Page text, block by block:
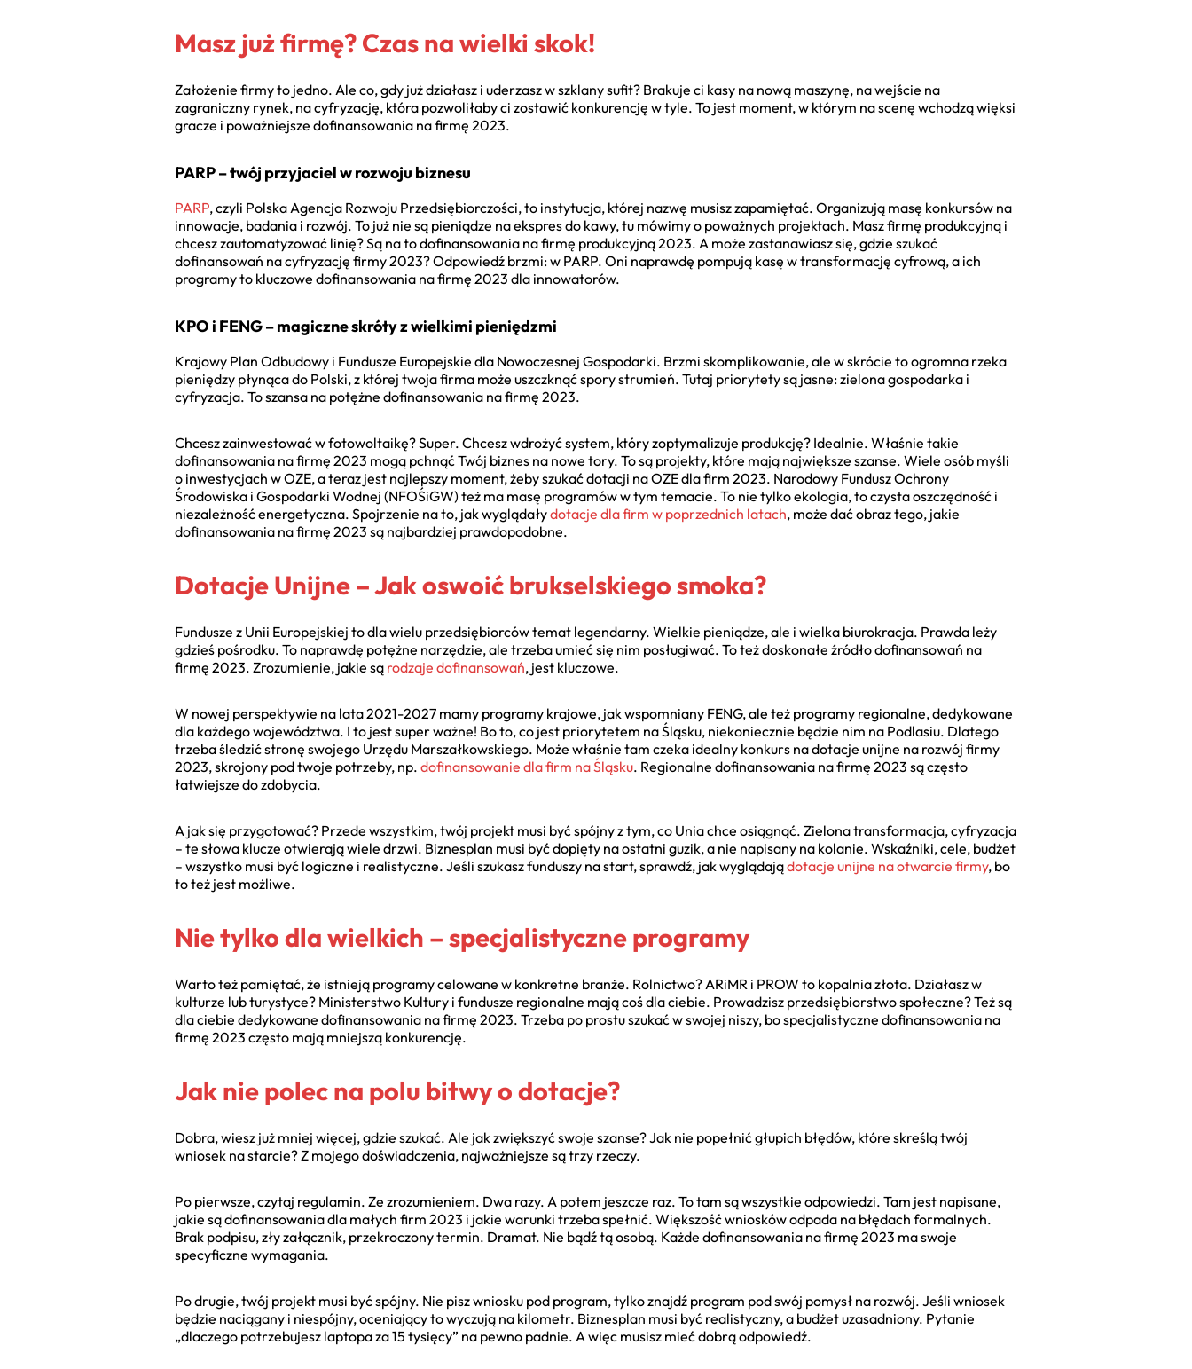
Masz już firmę? Czas na wielki skok!
Założenie firmy to jedno. Ale co, gdy już działasz i uderzasz w szklany sufit? Brakuje ci kasy na nową maszynę, na wejście na
zagraniczny rynek, na cyfryzację, która pozwoliłaby ci zostawić konkurencję w tyle. To jest moment, w którym na scenę wchodzą więksi
gracze i poważniejsze dofinansowania na firmę 2023.
PARP – twój przyjaciel w rozwoju biznesu
PARP, czyli Polska Agencja Rozwoju Przedsiębiorczości, to instytucja, której nazwę musisz zapamiętać. Organizują masę konkursów na
innowacje, badania i rozwój. To już nie są pieniądze na ekspres do kawy, tu mówimy o poważnych projektach. Masz firmę produkcyjną i
chcesz zautomatyzować linię? Są na to dofinansowania na firmę produkcyjną 2023. A może zastanawiasz się, gdzie szukać
dofinansowań na cyfryzację firmy 2023? Odpowiedź brzmi: w PARP. Oni naprawdę pompują kasę w transformację cyfrową, a ich
programy to kluczowe dofinansowania na firmę 2023 dla innowatorów.
KPO i FENG – magiczne skróty z wielkimi pieniędzmi
Krajowy Plan Odbudowy i Fundusze Europejskie dla Nowoczesnej Gospodarki. Brzmi skomplikowanie, ale w skrócie to ogromna rzeka
pieniędzy płynąca do Polski, z której twoja firma może uszczknąć spory strumień. Tutaj priorytety są jasne: zielona gospodarka i
cyfryzacja. To szansa na potężne dofinansowania na firmę 2023.
Chcesz zainwestować w fotowoltaikę? Super. Chcesz wdrożyć system, który zoptymalizuje produkcję? Idealnie. Właśnie takie
dofinansowania na firmę 2023 mogą pchnąć Twój biznes na nowe tory. To są projekty, które mają największe szanse. Wiele osób myśli
o inwestycjach w OZE, a teraz jest najlepszy moment, żeby szukać dotacji na OZE dla firm 2023. Narodowy Fundusz Ochrony
Środowiska i Gospodarki Wodnej (NFOŚiGW) też ma masę programów w tym temacie. To nie tylko ekologia, to czysta oszczędność i
niezależność energetyczna. Spojrzenie na to, jak wyglądałydotacje dla firm w poprzednich latach, może dać obraz tego, jakie
dofinansowania na firmę 2023 są najbardziej prawdopodobne.
Dotacje Unijne – Jak oswoić brukselskiego smoka?
Fundusze z Unii Europejskiej to dla wielu przedsiębiorców temat legendarny. Wielkie pieniądze, ale i wielka biurokracja. Prawda leży
gdzieś pośrodku. To naprawdę potężne narzędzie, ale trzeba umieć się nim posługiwać. To też doskonałe źródło dofinansowań na
firmę 2023. Zrozumienie, jakie są rodzaje dofinansowań, jest kluczowe.
W nowej perspektywie na lata 2021-2027 mamy programy krajowe, jak wspomniany FENG, ale też programy regionalne, dedykowane
dla każdego województwa. I to jest super ważne! Bo to, co jest priorytetem na Śląsku, niekoniecznie będzie nim na Podlasiu. Dlatego
trzeba śledzić stronę swojego Urzędu Marszałkowskiego. Może właśnie tam czeka idealny konkurs na dotacje unijne na rozwój firmy
2023, skrojony pod twoje potrzeby, np. dofinansowanie dla firm na Śląsku. Regionalne dofinansowania na firmę 2023 są często
łatwiejsze do zdobycia.
A jak się przygotować? Przede wszystkim, twój projekt musi być spójny z tym, co Unia chce osiągnąć. Zielona transformacja, cyfryzacja
– te słowa klucze otwierają wiele drzwi. Biznesplan musi być dopięty na ostatni guzik, a nie napisany na kolanie. Wskaźniki, cele, budżet
– wszystko musi być logiczne i realistyczne. Jeśli szukasz funduszy na start, sprawdź, jak wyglądajądotacje unijne na otwarcie firmy, bo
to też jest możliwe.
Nie tylko dla wielkich – specjalistyczne programy
Warto też pamiętać, że istnieją programy celowane w konkretne branże. Rolnictwo? ARiMR i PROW to kopalnia złota. Działasz w
kulturze lub turystyce? Ministerstwo Kultury i fundusze regionalne mają coś dla ciebie. Prowadzisz przedsiębiorstwo społeczne? Też są
dla ciebie dedykowane dofinansowania na firmę 2023. Trzeba po prostu szukać w swojej niszy, bo specjalistyczne dofinansowania na
firmę 2023 często mają mniejszą konkurencję.
Jak nie polec na polu bitwy o dotacje?
Dobra, wiesz już mniej więcej, gdzie szukać. Ale jak zwiększyć swoje szanse? Jak nie popełnić głupich błędów, które skreślą twój
wniosek na starcie? Z mojego doświadczenia, najważniejsze są trzy rzeczy.
Po pierwsze, czytaj regulamin. Ze zrozumieniem. Dwa razy. A potem jeszcze raz. To tam są wszystkie odpowiedzi. Tam jest napisane,
jakie są dofinansowania dla małych firm 2023 i jakie warunki trzeba spełnić. Większość wniosków odpada na błędach formalnych.
Brak podpisu, zły załącznik, przekroczony termin. Dramat. Nie bądź tą osobą. Każde dofinansowania na firmę 2023 ma swoje
specyficzne wymagania.
Po drugie, twój projekt musi być spójny. Nie pisz wniosku pod program, tylko znajdź program pod swój pomysł na rozwój. Jeśli wniosek
będzie naciągany i niespójny, oceniający to wyczują na kilometr. Biznesplan musi być realistyczny, a budżet uzasadniony. Pytanie
„dlaczego potrzebujesz laptopa za 15 tysięcy” na pewno padnie. A więc musisz mieć dobrą odpowiedź.